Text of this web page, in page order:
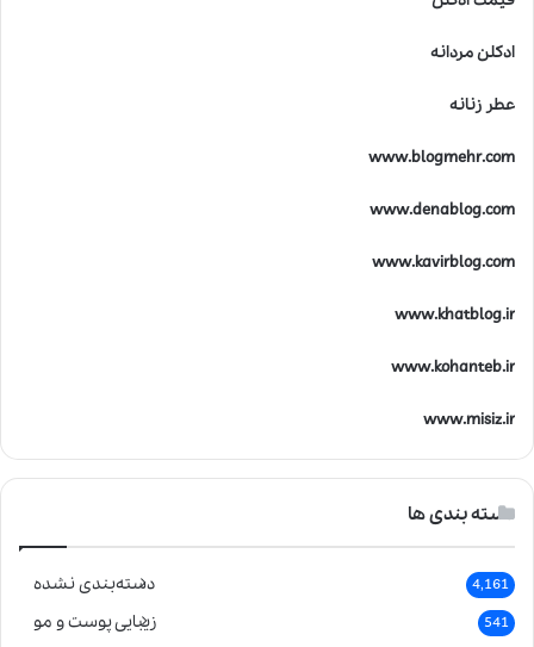
ادکلن مردانه
عطر زنانه
www.blogmehr.com
www.denablog.com
www.kavirblog.com
www.khatblog.ir
www.kohanteb.ir
www.misiz.ir
دسته بندی ها
دسته‌بندی نشده 4,161
زیبایی پوست و مو 541